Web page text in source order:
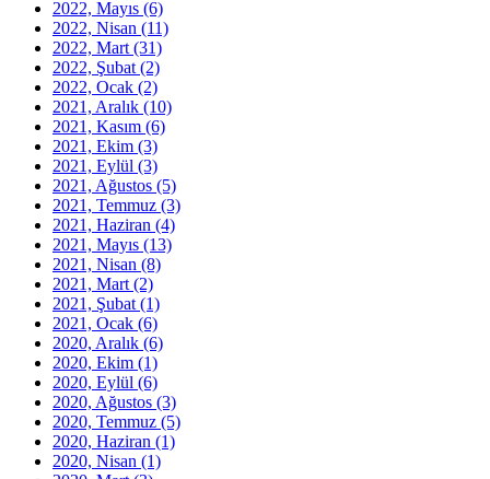
2022, Mayıs (6)
2022, Nisan (11)
2022, Mart (31)
2022, Şubat (2)
2022, Ocak (2)
2021, Aralık (10)
2021, Kasım (6)
2021, Ekim (3)
2021, Eylül (3)
2021, Ağustos (5)
2021, Temmuz (3)
2021, Haziran (4)
2021, Mayıs (13)
2021, Nisan (8)
2021, Mart (2)
2021, Şubat (1)
2021, Ocak (6)
2020, Aralık (6)
2020, Ekim (1)
2020, Eylül (6)
2020, Ağustos (3)
2020, Temmuz (5)
2020, Haziran (1)
2020, Nisan (1)